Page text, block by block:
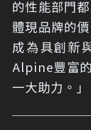
的性能部門
體現品牌的
成為具創新
Alpine豐富
一大助力。」